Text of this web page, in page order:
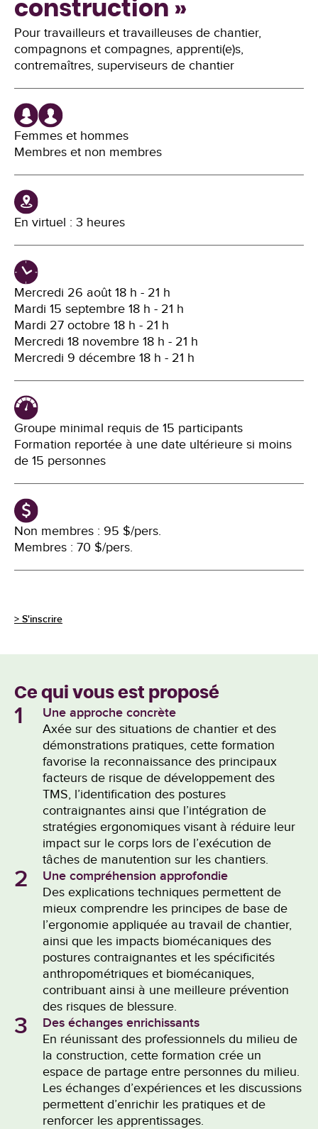
construction »
Pour travailleurs et travailleuses de chantier,
compagnons et compagnes, apprenti(e)s,
contremaîtres, superviseurs de chantier
Femmes et hommes
Membres et non membres
En virtuel : 3 heures
Mercredi 26 août 18 h - 21 h
Mardi 15 septembre 18 h - 21 h
Mardi 27 octobre 18 h - 21 h
Mercredi 18 novembre 18 h - 21 h
Mercredi 9 décembre 18 h - 21 h
Groupe minimal requis de 15 participants
Formation reportée à une date ultérieure si moins
de 15 personnes
Non membres : 95 $/pers.
Membres : 70 $/pers.
> S'inscrire
Ce qui vous est proposé
1
Une approche concrète
Axée sur des situations de chantier et des
démonstrations pratiques, cette formation
favorise la reconnaissance des principaux
facteurs de risque de développement des
TMS, l’identification des postures
contraignantes ainsi que l’intégration de
stratégies ergonomiques visant à réduire leur
impact sur le corps lors de l’exécution de
tâches de manutention sur les chantiers.
2
Une compréhension approfondie
Des explications techniques permettent de
mieux comprendre les principes de base de
l’ergonomie appliquée au travail de chantier,
ainsi que les impacts biomécaniques des
postures contraignantes et les spécificités
anthropométriques et biomécaniques,
contribuant ainsi à une meilleure prévention
des risques de blessure.
3
Des échanges enrichissants
En réunissant des professionnels du milieu de
la construction, cette formation crée un
espace de partage entre personnes du milieu.
Les échanges d’expériences et les discussions
permettent d’enrichir les pratiques et de
renforcer les apprentissages.